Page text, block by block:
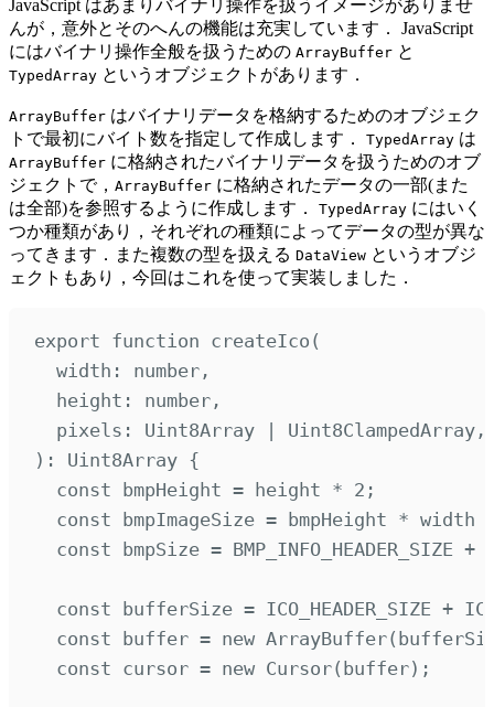
JavaScript はあまりバイナリ操作を扱うイメージがありませ
んが，意外とそのへんの機能は充実しています． JavaScript
にはバイナリ操作全般を扱うための ArrayBuffer と
TypedArray というオブジェクトがあります．
ArrayBuffer はバイナリデータを格納するためのオブジェク
トで最初にバイト数を指定して作成します． TypedArray は
ArrayBuffer に格納されたバイナリデータを扱うためのオブ
ジェクトで， ArrayBuffer に格納されたデータの一部(また
は全部)を参照するように作成します． TypedArray にはいく
つか種類があり，それぞれの種類によってデータの型が異な
ってきます．また複数の型を扱える DataView というオブジ
ェクトもあり，今回はこれを使って実装しました．
export function createIco (
width : number ,
height : number ,
pixels : Uint8Array Uint8ClampedArray ,
):
Uint8Array {
const
bmpHeight = height * 2 ;
const
bmpImageSize = bmpHeight * width
const
bmpSize = BMP_INFO_HEADER_SIZE +
const bufferSize = ICO_HEADER_SIZE +
const
buffer = new ArrayBuffer(
const cursor = new Cursor( buffer) ;